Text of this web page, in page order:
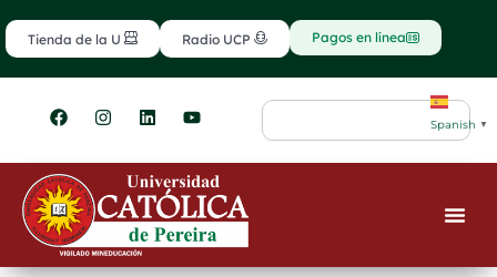
al
contenido
Tienda de la U Radio UCP Pagos en línea
F
a
e
b
o
o
k
I
n
t
g
r
m
L
i
k
e
d
i
n
Y
o
t
u
b
e
Search
Spanish ▼